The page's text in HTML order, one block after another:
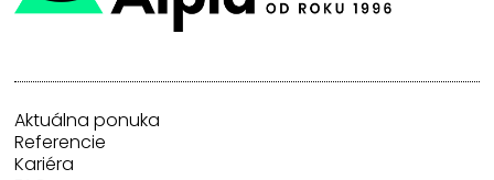
Aktuálna ponuka
Referencie
Kariéra